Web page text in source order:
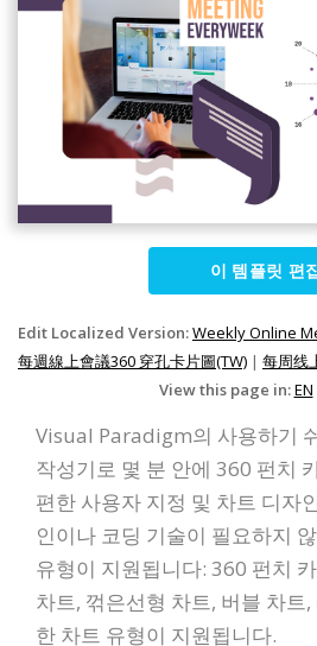
이 템플릿 편
Edit Localized Version:Weekly Online
每週線上會議360 穿孔卡片圖(TW) | 每周线
View this page in:EN
Visual Paradigm의 사용하기
작성기로 몇 분 안에 360 펀치
편한 사용자 지정 및 차트 디자
인이나 코딩 기술이 필요하지
유형이 지원됩니다: 360 펀치
차트, 꺾은선형 차트, 버블 차트
한 차트 유형이 지원됩니다.